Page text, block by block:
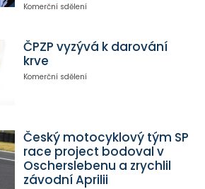
Komerční sdělení
ČPZP vyzývá k darování
krve
Komerční sdělení
Český motocyklový tým SP
race project bodoval v
Oscherslebenu a zrychlil
závodní Aprilii